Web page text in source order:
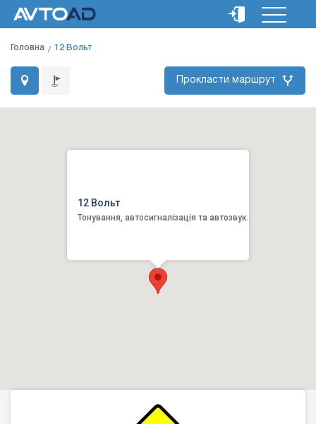
Головна 12 Вольт
Прокласти маршрут
12 Вольт
Тонування, автосигналізація та автозвук.